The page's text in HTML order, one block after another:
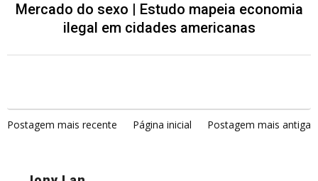
Mercado do sexo | Estudo mapeia economia
ilegal em cidades americanas
Postagem mais recente Página inicial Postagem mais antiga